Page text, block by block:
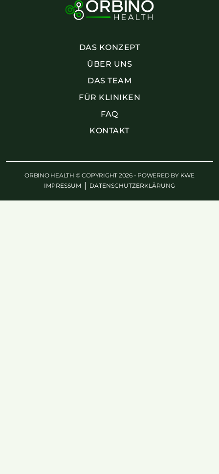
DAS KONZEPT
ÜBER UNS
DAS TEAM
FÜR KLINIKEN
FAQ
KONTAKT
ORBINO HEALTH © COPYRIGHT 2026 - POWERED BY KWE
IMPRESSUM | DATENSCHUTZERKLÄRUNG